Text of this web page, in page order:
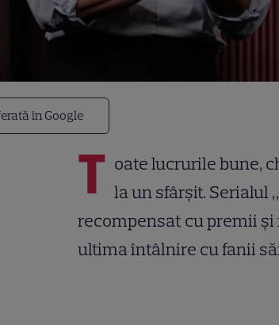
în Google
T oate lucrurile bune,
la un sfârșit. Serialul
recompensat cu premii și
ultima întâlnire cu fanii